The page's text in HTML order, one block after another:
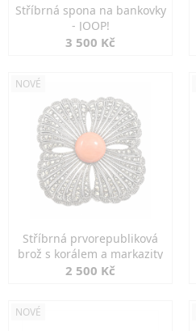
Stříbrná spona na bankovky
- JOOP!
3 500 Kč
NOVÉ
Stříbrná prvorepubliková
brož s korálem a markazity
2 500 Kč
NOVÉ